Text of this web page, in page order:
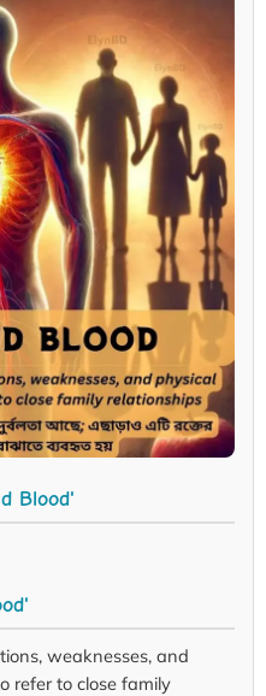
Blood'
weaknesses, and
refer to close family